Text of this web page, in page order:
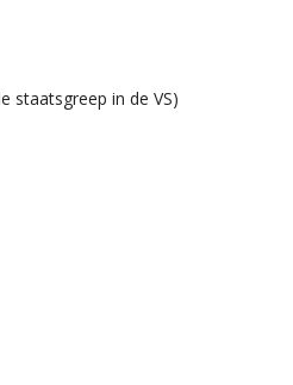
staatsgreep in de VS)